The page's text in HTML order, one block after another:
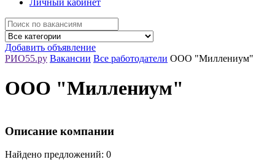
Личный кабинет
Добавить объявление
РИО55.ру Вакансии Все работодатели ООО "Миллениум"
ООО "Миллениум"
Описание компании
Найдено предложений: 0